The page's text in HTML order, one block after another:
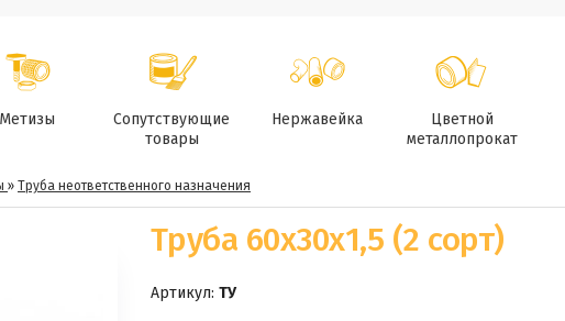
Метизы
Сопутствующие
товары
Нержавейка
Цветной
металлопрокат
» Труба неответственного назначения
Труба 60х30х1,5 (2 сорт)
Артикул: ТУ